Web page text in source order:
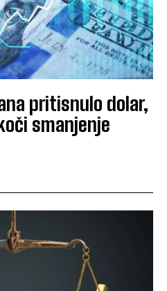
pritisnulo dolar,
smanjenje